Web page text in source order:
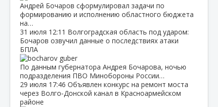
Андрей Бочаров сформулировал задачи по
формированию и исполнению областного бюджета
на…
31 июля 12:11 Волгоградская область под ударом:
Бочаров озвучил данные о последствиях атаки
БПЛА
По данным губернатора Андрея Бочарова, ночью
подразделения ПВО Минобороны России…
29 июля 17:46 Объявлен конкурс на ремонт моста
через Волго‑Донской канал в Красноармейском
районе